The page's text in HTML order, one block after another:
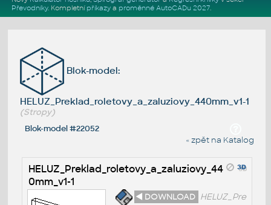
Převodníky. Kompletní příkazya proměnné AutoCADu 2027.
Blok-model:
HELUZ_Preklad_roletovy_a_zaluziovy_440mm_v1-1
(Stropy)
Blok-model #22052
« zpět na Katalog
HELUZ_Preklad_roletovy_a_zaluziovy_44
0mm_v1-1
◄ DOWNLOAD HELUZ_Pre